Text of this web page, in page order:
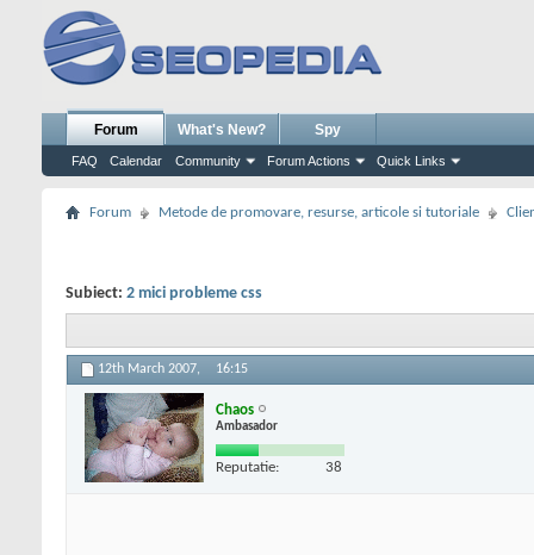
Forum
FAQ Calendar Community Forum Actions Quick Links
What's New? Spy
Forum Metode de promovare, resurse, articole si tutoriale
Subiect: 2 mici probleme css
12th March 2007, 16:15
Chaos
Ambasador
Reputatie: 38